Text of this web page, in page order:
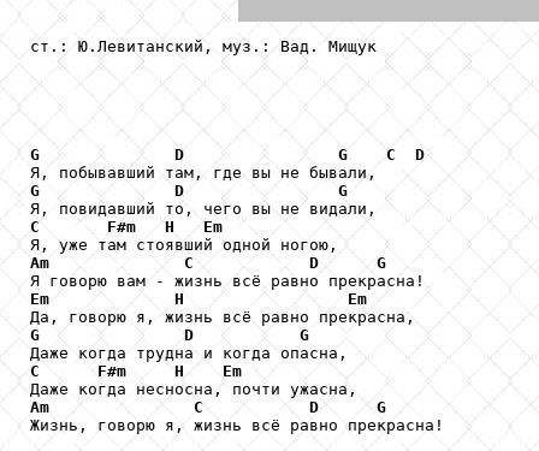
ст.: Ю.Левитанский, муз.: Вад. Мищук
G D G C
D
G
D
G
C
F#m H
Em
Am
C D
G
Em
H
Em
G
D
G
C
F#m H
Em
Am
C D
G
Жизнь, говорю я, жизнь всё равно прекрасна!